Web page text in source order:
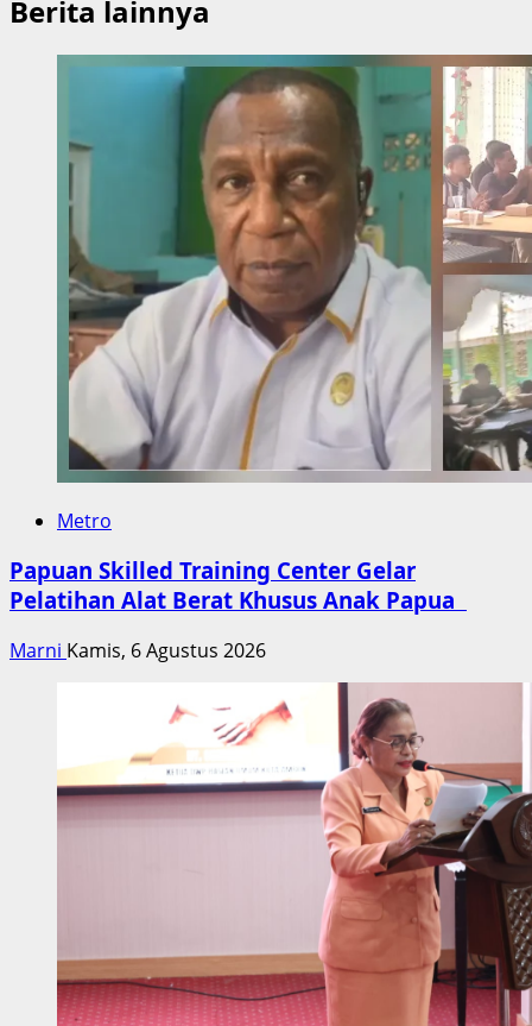
Berita lainnya
Metro
Papuan Skilled Training Center Gelar
Pelatihan Alat Berat Khusus Anak Papua
Marni Kamis, 6 Agustus 2026